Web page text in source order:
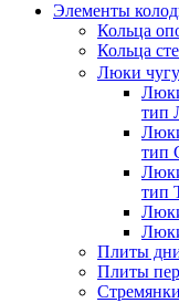
Элементы
Кольца
Кольца
Люки
тип
тип
тип
Плиты
Плиты
Стремянки